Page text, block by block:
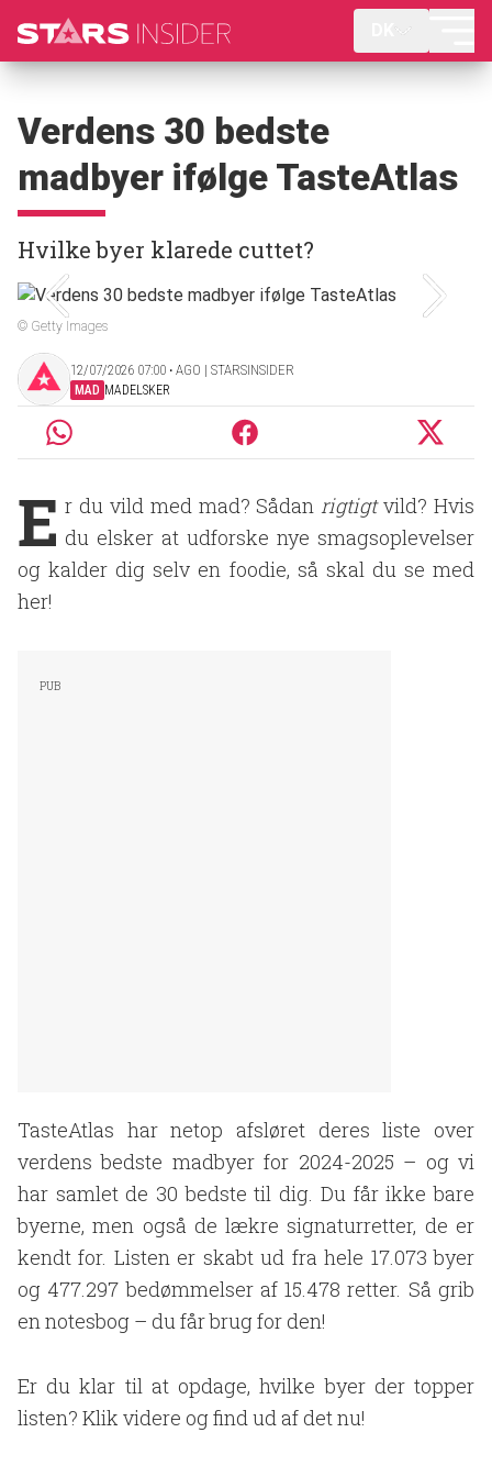
Verdens 30 bedste
madbyer ifølge TasteAtlas
Hvilke byer klarede cuttet?
© Getty Images
12/07/2026 07:00 ‧ AGO | STARSINSIDER
MAD MADELSKER
E r du vild med mad? Sådanrigtigtvild? Hvis
du elsker at udforske nye smagsoplevelser
og kalder dig selv en foodie, så skal du se med
her!
TasteAtlas har netop afsløret deres liste over
verdens bedste madbyer for 2024-2025 – og vi
har samlet de 30 bedste til dig. Du får ikke bare
byerne, men også de lækre signaturretter, de er
kendt for. Listen er skabt ud fra hele 17.073 byer
og 477.297 bedømmelser af 15.478 retter. Så grib
en notesbog – du får brug for den!
Er du klar til at opdage, hvilke byer der topper
listen? Klik videre og find ud af det nu!